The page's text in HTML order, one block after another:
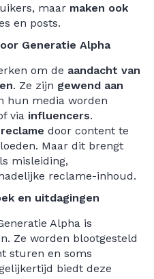
maar maken ook
en posts.
Generatie Alpha
om de aandacht van
. Ze zijn gewend aan
hun media worden
via influencers.
door content te
Maar dit brengt
misleiding,
reclame-inhoud.
en uitdagingen
Alpha is
Ze worden blootgesteld
sturen en soms
biedt deze